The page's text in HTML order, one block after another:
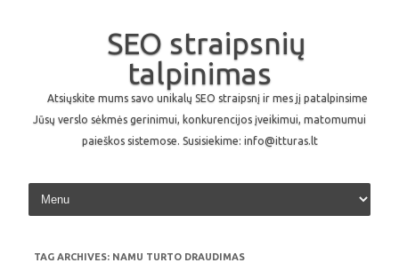
SEO straipsnių
talpinimas
Atsiųskite mums savo unikalų SEO straipsnį ir mes jį patalpinsime
Jūsų verslo sėkmės gerinimui, konkurencijos įveikimui, matomumui
paieškos sistemose. Susisiekime: info@itturas.lt
Skip to content
TAG ARCHIVES: NAMU TURTO DRAUDIMAS